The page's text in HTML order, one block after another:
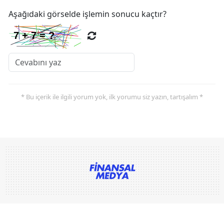
Aşağıdaki görselde işlemin sonucu kaçtır?
* Bu içerik ile ilgili yorum yok, ilk yorumu siz yazın, tartışalım *